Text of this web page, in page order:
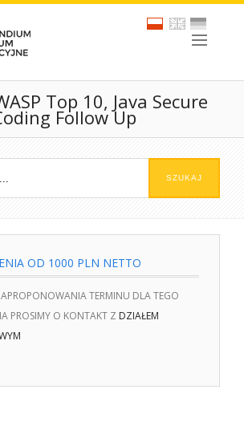
Top 10, Java Secure
Follow Up
OD 1000 PLN NETTO
TERMINU DLA TEGO
PROSIMY O KONTAKT Z DZIAŁEM